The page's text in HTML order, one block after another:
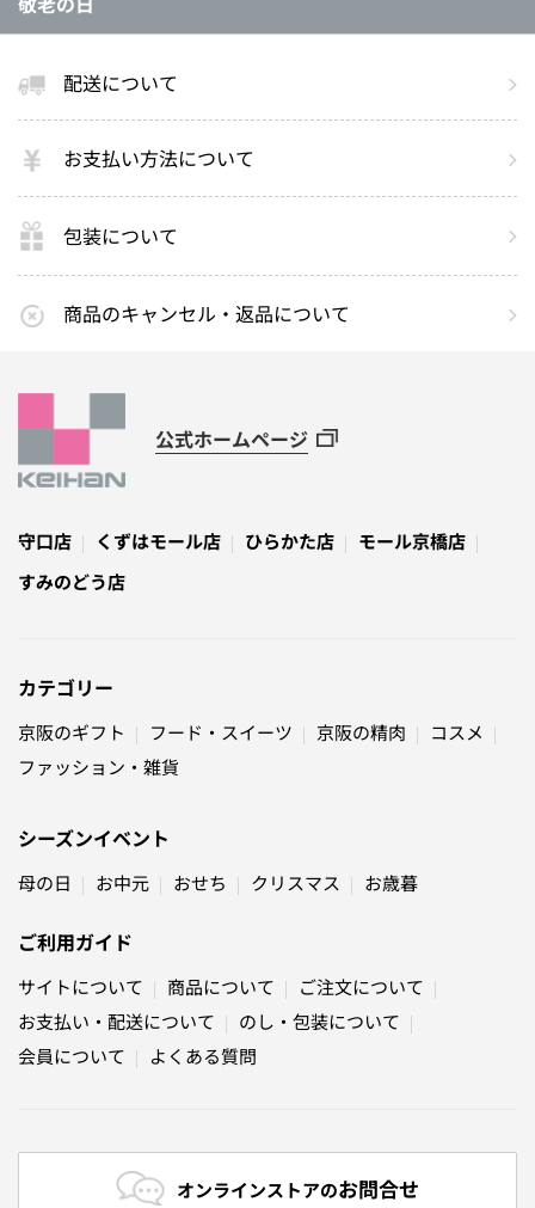
配送について
お支払い方法について
包装について
商品のキャンセル・返品について
公式ホームページ
守口店 くずはモール店 ひらかた店
モール京橋店
すみのどう店
カテゴリー
京阪のギフト フード・スイーツ 京阪の精肉
コスメ
ファッション・雑貨
シーズンイベント
母の日 お中元 おせち クリスマス お歳暮
ご利用ガイド
サイトについて 商品について
ご注文について
お支払い・配送について
のし・包装について
会員について
よくある質問
オンラインストアのお問合せ